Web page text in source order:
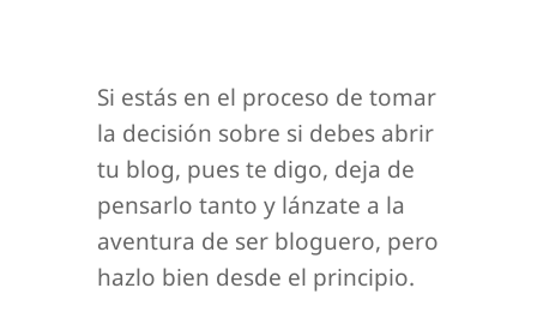
Si estás en el proceso de tomar
la decisión sobre si debes abrir
tu blog, pues te digo, deja de
pensarlo tanto y lánzate a la
aventura de ser bloguero, pero
hazlo bien desde el principio.